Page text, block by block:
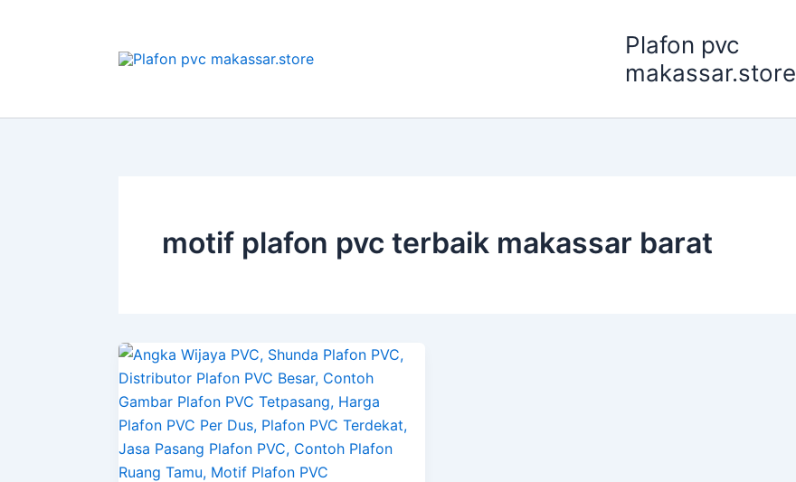
Plafon pvc
makassar.store
motif plafon pvc terbaik makassar barat